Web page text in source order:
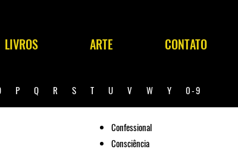
LIVROS ARTE CONTATO
P Q R S T U V W Y 0-9
Confessional
Consciência